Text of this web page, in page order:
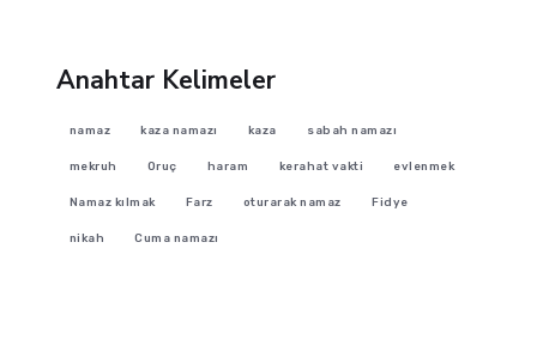
Anahtar Kelimeler
namaz kaza namazı kaza sabah namazı
mekruh Oruç haram kerahat vakti evlenmek
Namaz kılmak Farz oturarak namaz Fidye
nikah Cuma namazı